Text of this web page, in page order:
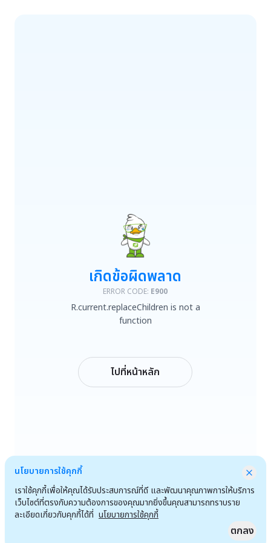
R.current.replaceChildren is not a function
เกิดข้อผิดพลาด
ERROR CODE: E900
R.current.replaceChildren is not a
function
ไปที่หน้าหลัก
นโยบายการใช้คุกกี้
เราใช้คุกกี้เพื่อให้คุณได้รับประสบการณ์ที่ดี และพัฒนาคุณภาพการให้บริการ
เว็บไซต์ที่ตรงกับความต้องการของคุณมากยิ่งขึ้นคุณสามารถทราบราย
ละเอียดเกี่ยวกับคุกกี้ได้ที่ นโยบายการใช้คุกกี้
ตกลง